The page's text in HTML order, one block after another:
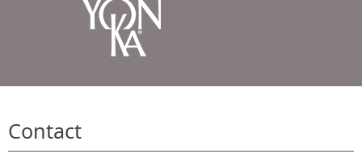
Contact